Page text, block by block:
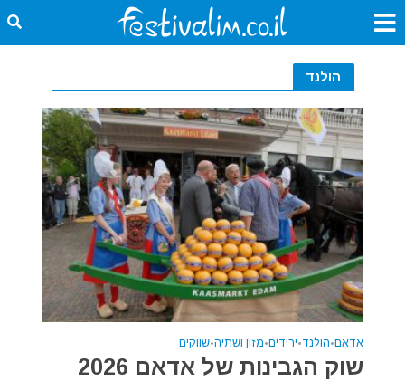
הולנד
אדאם•הולנד•ירידים•מזון ושתיה•שווקים
שוק הגבינות של אדאם 2026